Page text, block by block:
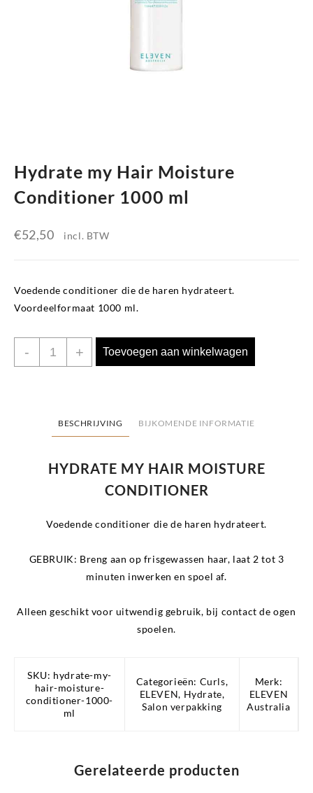
Hydrate my Hair Moisture
Conditioner 1000 ml
€52,50 incl. BTW
Voedende conditioner die de haren hydrateert.
Voordeelformaat 1000 ml.
-
Hydrate
my
1000
aantal
+ Toevoegen aan winkelwagen
BESCHRIJVING BIJKOMENDE INFORMATIE
HYDRATE MY HAIR MOISTURE
CONDITIONER
Voedende conditioner die de haren hydrateert.
GEBRUIK: Breng aan op frisgewassen haar, laat 2 tot 3
minuten inwerken en spoel af.
Alleen geschikt voor uitwendig gebruik, bij contact de ogen
spoelen.
SKU: hydrate-my-
hair-moisture-
conditioner-1000-
ml
Categorieën: Curls,
ELEVEN, Hydrate,
Salon verpakking
Merk:
ELEVEN
Australia
Gerelateerde producten